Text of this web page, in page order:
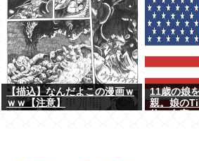
【描込】なんだよこの漫画ｗ
ｗｗ【注意】
11歳の娘
親。娘の